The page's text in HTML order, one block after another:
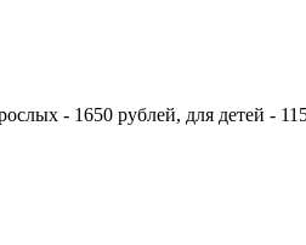
- 1650 рублей, для детей -